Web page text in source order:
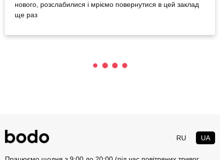
нового, розслабилися і мріємо повернутися в цей заклад
ще раз
RU UA